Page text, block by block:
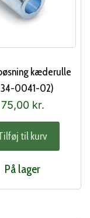
kæderulle
0041-02)
75,00 kr.
til kurv
På lager